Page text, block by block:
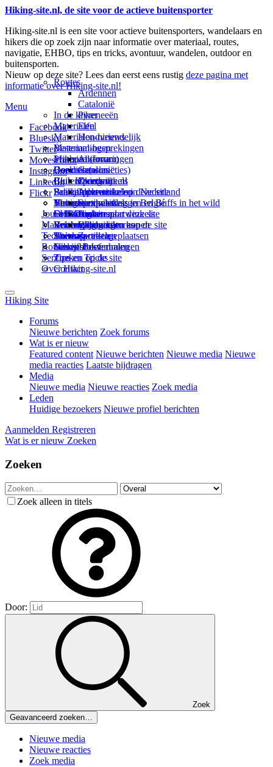
Hiking-site.nl, de site voor de actieve buitensporter
Hiking-site.nl is een site voor actieve buitensporters, wandelaars en
hikers die op zoek zijn naar informatie over materiaal, routes,
navigatie, EHBO, tips en tricks, avontuur, wandelen, outdoor en
buitensporten.
Nieuw op deze site? Lees dan eerst eens rustig deze pagina met
informatie over Hiking-site.nl!
Menu
Facebook
Bluesky
Twitter
Movescount
Instagram
LinkedIn
Flickr
Jouw Hiking-site.nl
Prikbord (forum)
Goodies (winacties)
Club Hiking-site.nl
Schrijfblok-artikelen
Virtuele exposities
Fotoalbums
Materialen: kiezen en kopen
In de kijker
Materialen
Materialen-nieuws
Materiaal-besprekingen
Materiaal-ervaringen
Boekrecensies
Buitensportwinkels
Buitensportwinkels in Nederland
Buitensportwinkels in Belgié
Online buitensportwinkels
Reisboekhandels
Technieken
Navigatie
EHBO
Verzorging
Thema-artikelen
Routes en Bestemmingen
Routes
Ardennen
Catalonië
Pyreneeën
Eifel
Hondvriendelijk
Bestemmingen
Andorra
Catalonië
Zweden
Paalkamperen
Thema-artikelen
Andorra
Catalonië
Zweden
Schrijfblokverhalen
Service
Buitensportvacatures
Buitensportstageplaatsen
Links
Tips en Tricks
Over Hiking-site.nl
Deze site
Over mij
Adverteren op deze site
Summit-vlaggen en Buffs in het wild
Linken naar deze site
Wijzigingen aan de site
Sitemap
Nieuwsbrief
Zoeken op de site
Contact
Hiking Site
Forums
Nieuwe berichten Zoek forums
Wat is er nieuw
Featured content Nieuwe berichten Nieuwe media Nieuwe
media reacties Laatste bijdragen
Media
Nieuwe media Nieuwe reacties Zoek media
Leden
Huidige bezoekers Nieuwe profiel berichten
Aanmelden Registreren
Wat is er nieuw Zoeken
Zoeken
Zoek alleen in titels
Door:
Zoek
Geavanceerd zoeken…
Nieuwe media
Nieuwe reacties
Zoek media